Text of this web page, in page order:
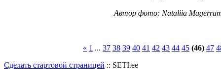
Автор фото: Nataliia
« 1 ... 37 38 39 40 41 42 43 44 45 (46) 47
Сделать стартовой страницей :: SETI.ee